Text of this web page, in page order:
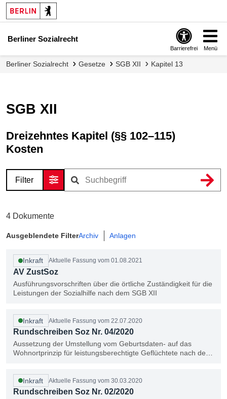
Berliner Sozialrecht
Barrierefrei Menü
Berliner Sozialrecht Gesetze SGB XII Kapitel 13
SGB XII
Dreizehntes Kapitel (§§ 102–115)
Kosten
Filter
4 Dokumente
Ausgeblendete FilterArchiv Anlagen
AV ZustSoz
Aktuelle Fassung vom 01.08.2021
Inkraft
Ausführungsvorschriften über die örtliche Zuständigkeit für die
Leistungen der Sozialhilfe nach dem SGB XII
Rundschreiben Soz Nr. 04/2020
Aktuelle Fassung vom 22.07.2020
Inkraft
Aussetzung der Umstellung vom Geburtsdaten- auf das
Wohnortprinzip für leistungsberechtigte Geflüchtete nach dem
Rundschreiben Soz Nr. 02/2020
Aktuelle Fassung vom 30.03.2020
Inkraft